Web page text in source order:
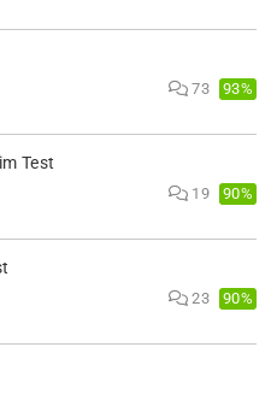
73 93%
Test
19 90%
23 90%